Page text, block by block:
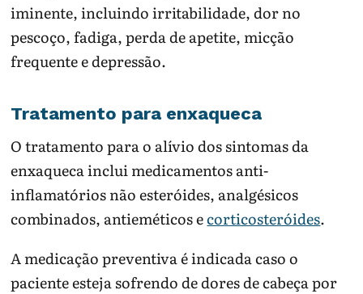
iminente, incluindo irritabilidade, dor no
pescoço, fadiga, perda de apetite, micção
frequente e depressão.
Tratamento para enxaqueca
O tratamento para o alívio dos sintomas da
enxaqueca inclui medicamentos anti-
inflamatórios não esteróides, analgésicos
combinados, antieméticos ecorticosteróides.
A medicação preventiva é indicada caso o
paciente esteja sofrendo de dores de cabeça por